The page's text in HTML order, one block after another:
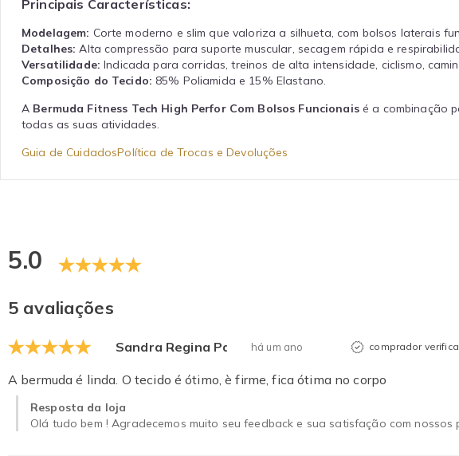
Principais Características:
Modelagem: Corte moderno e slim que valoriza a silhueta, com bolsos laterais
Detalhes: Alta compressão para suporte muscular, secagem rápida e
Versatilidade: Indicada para corridas, treinos de alta intensidade, ciclismo,
Composição do Tecido: 85% Poliamida e 15% Elastano.
A Bermuda Fitness Tech High Perfor Com Bolsos Funcionaisé a combinação
todas as suas atividades.
Guia de CuidadosPolítica de Trocas e Devoluções
5.0
5 avaliações
Sandra Regina Paolucci Pereira da
há um ano comprador
A bermuda é linda. O tecido é ótimo, è firme, fica ótima no corpo
Resposta da loja
Olá tudo bem ! Agradecemos muito seu feedback e sua satisfação com nossos